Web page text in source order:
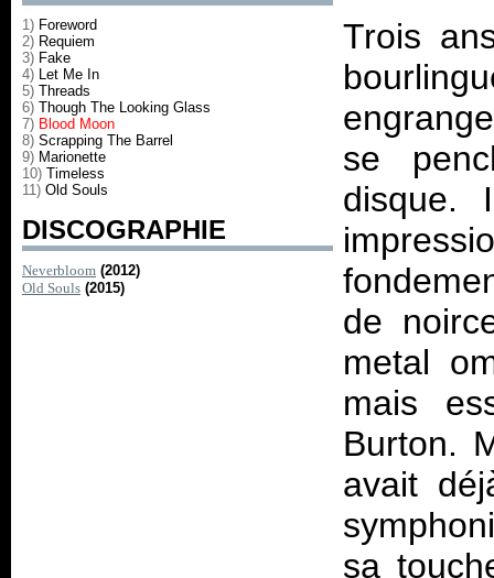
1) Foreword
2) Requiem
3) Fake
4) Let Me In
5) Threads
6) Though The Looking Glass
7) Blood Moon
8) Scrapping The Barrel
9) Marionette
10) Timeless
11) Old Souls
DISCOGRAPHIE
Neverbloom (2012)
Old Souls (2015)
Trois
se
disque.
de
metal
mais
Burton.
avait
sa